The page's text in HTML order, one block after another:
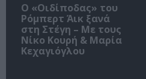
O «Οιδίποδας» του
Ρόμπερτ Άικ ξανά
στη Στέγη – Με τους
Νίκο Κουρή & Μαρία
Κεχαγιόγλου